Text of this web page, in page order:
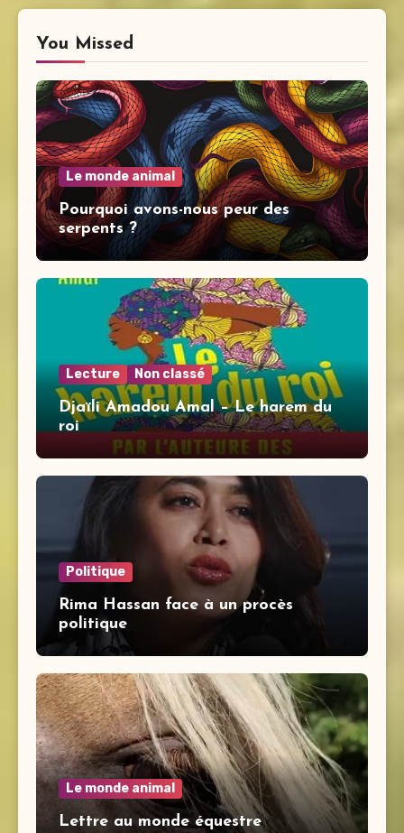
You Missed
Le monde animal
Pourquoi avons-nous peur des
serpents ?
Lecture Non classé
Djaïli Amadou Amal – Le harem du
roi
Politique
Rima Hassan face à un procès
politique
Le monde animal
Lettre au monde équestre